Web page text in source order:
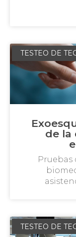
TESTEO DE
de la
Pruebas
TESTEO DE